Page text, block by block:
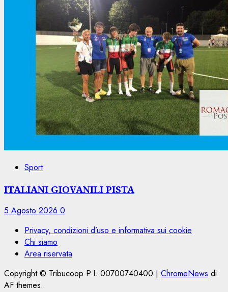
Sport
ITALIANI GIOVANILI PISTA
5 Agosto 2026 0
Privacy, condizioni d’uso e informativa sui cookie
Chi siamo
Area riservata
Copyright © Tribucoop P.I. 00700740400 | ChromeNews di
AF themes.